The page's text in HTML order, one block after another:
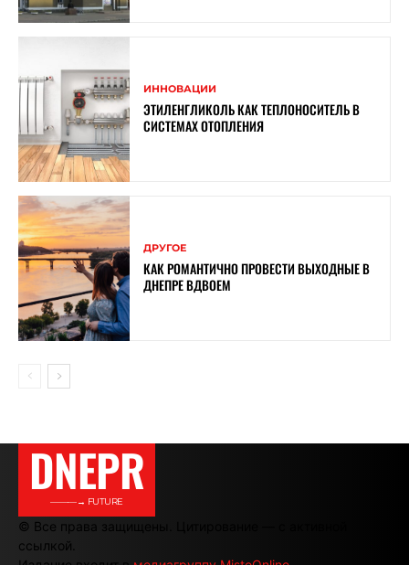
ИННОВАЦИИ
ЭТИЛЕНГЛИКОЛЬ КАК ТЕПЛОНОСИТЕЛЬ В
СИСТЕМАХ ОТОПЛЕНИЯ
ДРУГОЕ
КАК РОМАНТИЧНО ПРОВЕСТИ ВЫХОДНЫЕ В
ДНЕПРЕ ВДВОЕМ
DNEPR
———→ FUTURE
© Все права защищены. Цитирование — с активной
ссылкой.